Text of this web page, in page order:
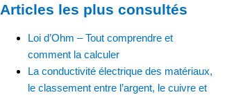
Articles les plus consultés
Loi d’Ohm – Tout comprendre et
comment la calculer
La conductivité électrique des matériaux,
le classement entre l’argent, le cuivre et